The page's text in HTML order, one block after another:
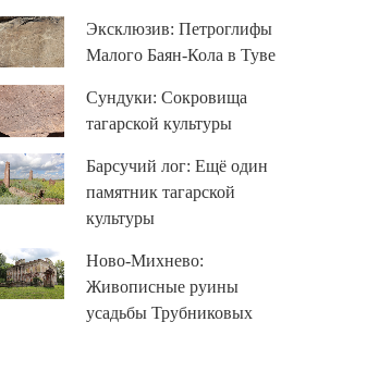
Эксклюзив: Петроглифы
Малого Баян-Кола в Туве
Сундуки: Сокровища
тагарской культуры
Барсучий лог: Ещё один
памятник тагарской
культуры
Ново-Михнево:
Живописные руины
усадьбы Трубниковых